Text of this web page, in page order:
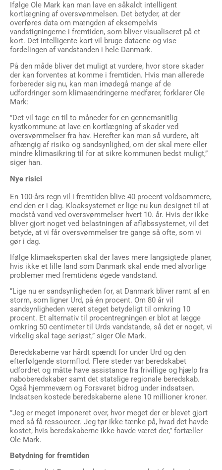
Ifølge Ole Mark kan man lave en såkaldt intelligent
kortlægning af oversvømmelsen. Det betyder, at der
overføres data om mængden af eksempelvis
vandstigningerne i fremtiden, som bliver visualiseret på et
kort. Det intelligente kort vil bruge dataene og vise
fordelingen af vandstanden i hele Danmark.
På den måde bliver det muligt at vurdere, hvor store skader
der kan forventes at komme i fremtiden. Hvis man allerede
forbereder sig nu, kan man imødegå mange af de
udfordringer som klimaændringerne medfører, forklarer Ole
Mark:
”Det vil tage en til to måneder for en gennemsnitlig
kystkommune at lave en kortlægning af skader ved
oversvømmelser fra hav. Herefter kan man så vurdere, alt
afhængig af risiko og sandsynlighed, om der skal mere eller
mindre klimasikring til for at sikre kommunen bedst muligt,”
siger han.
Nye risici
En 100-års regn vil i fremtiden blive 40 procent voldsommere,
end den er i dag. Kloaksystemet er lige nu kun designet til at
modstå vand ved oversvømmelser hvert 10. år. Hvis der ikke
bliver gjort noget ved belastningen af afløbssystemet, vil det
betyde, at vi får oversvømmelser tre gange så ofte, som vi
gør i dag.
Ifølge klimaeksperten skal der laves mere langsigtede planer,
hvis ikke et lille land som Danmark skal ende med alvorlige
problemer med fremtidens øgede vandstand.
”Lige nu er sandsynligheden for, at Danmark bliver ramt af en
storm, som ligner Urd, på én procent. Om 80 år vil
sandsynligheden været steget betydeligt til omkring 10
procent. Et alternativ til procentregningen er blot at lægge
omkring 50 centimeter til Urds vandstande, så det er noget, vi
virkelig skal tage seriøst,” siger Ole Mark.
Beredskaberne var hårdt spændt for under Urd og den
efterfølgende stormflod. Flere steder var beredskabet
udfordret og måtte have assistance fra frivillige og hjælp fra
naboberedskaber samt det statslige regionale beredskab.
Også hjemmeværn og Forsvaret bidrog under indsatsen.
Indsatsen kostede beredskaberne alene 10 millioner kroner.
”Jeg er meget imponeret over, hvor meget der er blevet gjort
med så få ressourcer. Jeg tør ikke tænke på, hvad det havde
kostet, hvis beredskaberne ikke havde været der,” fortæller
Ole Mark.
Betydning for fremtiden